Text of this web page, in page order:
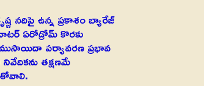
నదిపై ఉన్న ప్రకాశం బ్యారేజ్
ఏరోడ్రోమ్ కొరకు
పర్యావరణ ప్రభావ
తక్షణమే